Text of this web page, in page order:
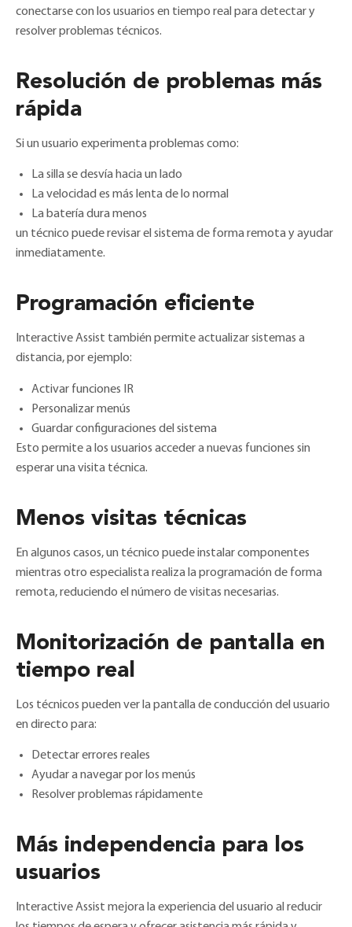
conectarse con los usuarios en tiempo real para detectar y
resolver problemas técnicos.
Resolución de problemas más
rápida
Si un usuario experimenta problemas como:
La silla se desvía hacia un lado
La velocidad es más lenta de lo normal
La batería dura menos
un técnico puede revisar el sistema de forma remota y ayudar
inmediatamente.
Programación eficiente
Interactive Assist también permite actualizar sistemas a
distancia, por ejemplo:
Activar funciones IR
Personalizar menús
Guardar configuraciones del sistema
Esto permite a los usuarios acceder a nuevas funciones sin
esperar una visita técnica.
Menos visitas técnicas
En algunos casos, un técnico puede instalar componentes
mientras otro especialista realiza la programación de forma
remota, reduciendo el número de visitas necesarias.
Monitorización de pantalla en
tiempo real
Los técnicos pueden ver la pantalla de conducción del usuario
en directo para:
Detectar errores reales
Ayudar a navegar por los menús
Resolver problemas rápidamente
Más independencia para los
usuarios
Interactive Assist mejora la experiencia del usuario al reducir